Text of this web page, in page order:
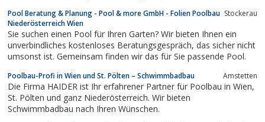
Größe, Tiefe und Ausstattungsdetails werden an die
individuellenKundenwünsche angepasst....
Pool Beratung & Planung - Pool & more GmbH - Folien Poolbau
Niederösterreich Wien
Stockerau
Sie suchen einen Pool für Ihren Garten? Wir bieten Ihnen ein
unverbindliches kostenloses Beratungsgespräch, das sicher nicht
umsonst ist. Gemeinsam finden wir das für Sie passende Pool.
Poolbau-Profi in Wien und St. Pölten – Schwimmbadbau Amstetten
Die Firma HAIDER ist Ihr erfahrener Partner für Poolbau in Wien,
St. Pölten und ganz Niederösterreich. Wir bieten
Schwimmbadbau nach Ihren Wünschen.